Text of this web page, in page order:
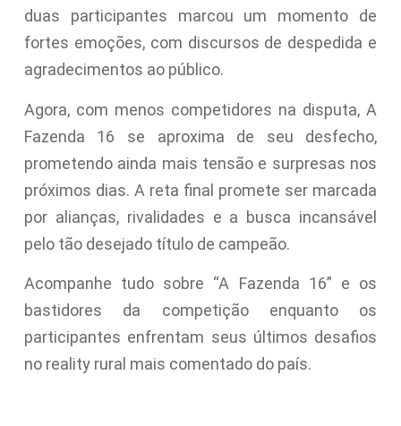
duas participantes marcou um momento de
fortes emoções, com discursos de despedida e
agradecimentos ao público.
Agora, com menos competidores na disputa, A
Fazenda 16 se aproxima de seu desfecho,
prometendo ainda mais tensão e surpresas nos
próximos dias. A reta final promete ser marcada
por alianças, rivalidades e a busca incansável
pelo tão desejado título de campeão.
Acompanhe tudo sobre “A Fazenda 16” e os
bastidores da competição enquanto os
participantes enfrentam seus últimos desafios
no reality rural mais comentado do país.